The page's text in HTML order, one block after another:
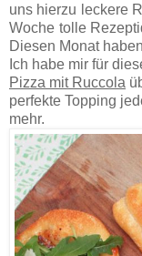
uns hierzu leckere
Woche tolle
Diesen Monat
Ich habe mir für
Pizza mit Ruccola
perfekte Topping
mehr.